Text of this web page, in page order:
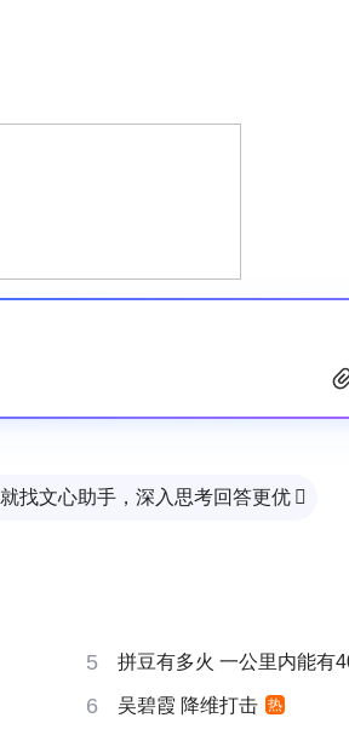
找文心助手，深入思考回答更优 
5 拼豆有多火 一公里内能有
6 吴碧霞 降维打击 热